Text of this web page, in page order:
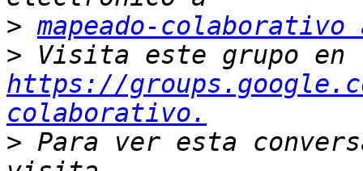
> mapeado-
>
https://
colaborativo.
> Para ver esta